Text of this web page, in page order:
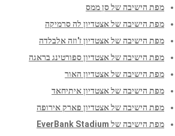
מפת הישיבה של סן ממס
מפת הישיבה של אצטדיון לה סרמיקה
מפת הישיבה של אצטדיון ז'וזה אלבלדה
מפת הישיבה של אצטדיון ספורטינג בראגה
מפת הישיבה של אצטדיון האור
מפת הישיבה של אצטדיון איתיחאד
מפת הישיבה של אצטדיון פארק אירופה
מפת הישיבה של EverBank Stadium